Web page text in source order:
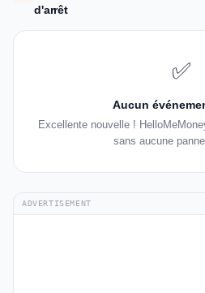
d'arrêt
✅
Aucun
Excellente nouvelle !
sans aucune
ADVERTISEMENT